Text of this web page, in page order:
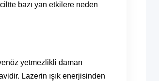
bazı yan etkilere neden
yetmezlikli damarı
Lazerin ışık enerjisinden